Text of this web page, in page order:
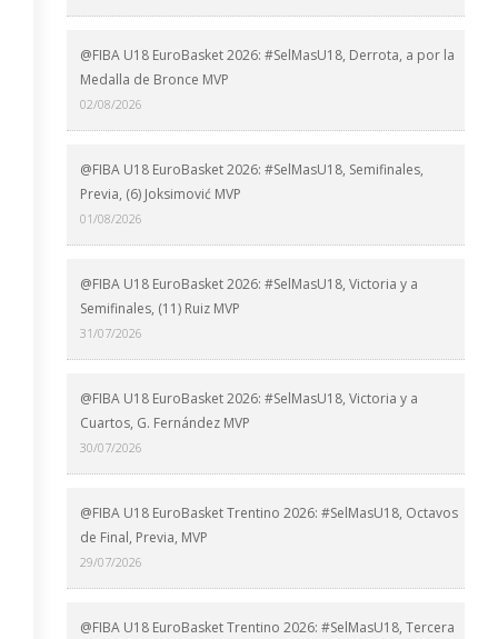
@FIBA U18 EuroBasket 2026: #SelMasU18, Derrota, a por la
Medalla de Bronce MVP
02/08/2026
@FIBA U18 EuroBasket 2026: #SelMasU18, Semifinales,
Previa, (6) Joksimović MVP
01/08/2026
@FIBA U18 EuroBasket 2026: #SelMasU18, Victoria y a
Semifinales, (11) Ruiz MVP
31/07/2026
@FIBA U18 EuroBasket 2026: #SelMasU18, Victoria y a
Cuartos, G. Fernández MVP
30/07/2026
@FIBA U18 EuroBasket Trentino 2026: #SelMasU18, Octavos
de Final, Previa, MVP
29/07/2026
@FIBA U18 EuroBasket Trentino 2026: #SelMasU18, Tercera